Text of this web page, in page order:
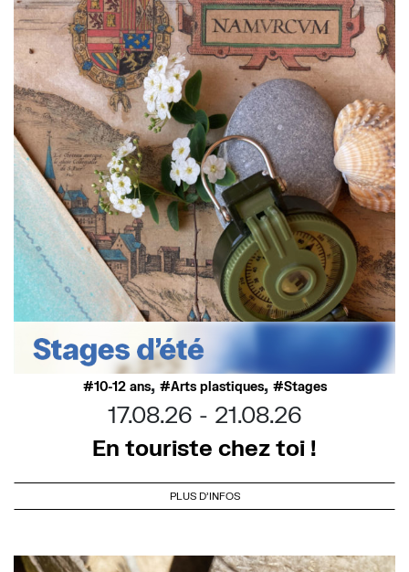
10-12 ans, Arts plastiques, Stages
17.08.26
21.08.26
En touriste chez toi !
PLUS D'INFOS